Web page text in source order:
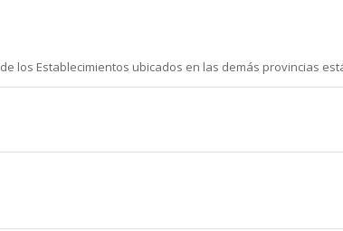
los Establecimientos ubicados en las demás provincias